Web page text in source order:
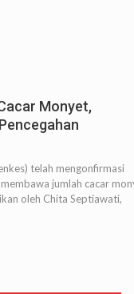
Monyet,
telah mengonfirmasi
jumlah cacar
oleh Chita Septiawati,